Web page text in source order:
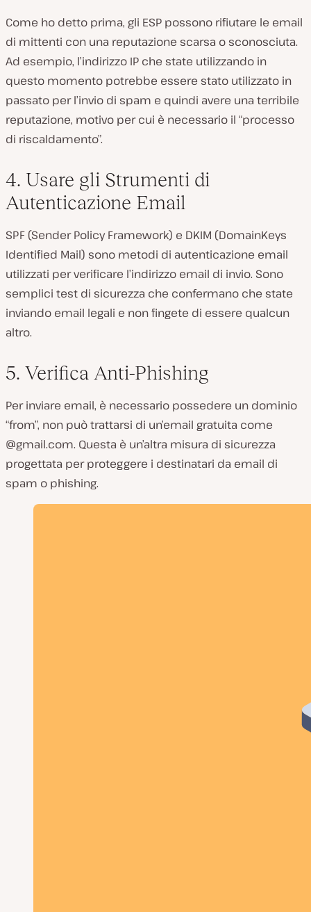
Come ho detto prima, gli ESP possono rifiutare le email
di mittenti con una reputazione scarsa o sconosciuta.
Ad esempio, l’indirizzo IP che state utilizzando in
questo momento potrebbe essere stato utilizzato in
passato per l’invio di spam e quindi avere una terribile
reputazione, motivo per cui è necessario il “processo
di riscaldamento”.
4. Usare gli Strumenti di
Autenticazione Email
SPF (Sender Policy Framework) e DKIM (DomainKeys
Identified Mail) sono metodi di autenticazione email
utilizzati per verificare l’indirizzo email di invio. Sono
semplici test di sicurezza che confermano che state
inviando email legali e non fingete di essere qualcun
altro.
5. Verifica Anti-Phishing
Per inviare email, è necessario possedere un dominio
“from”, non può trattarsi di un’email gratuita come
@gmail.com. Questa è un’altra misura di sicurezza
progettata per proteggere i destinatari da email di
spam o phishing.